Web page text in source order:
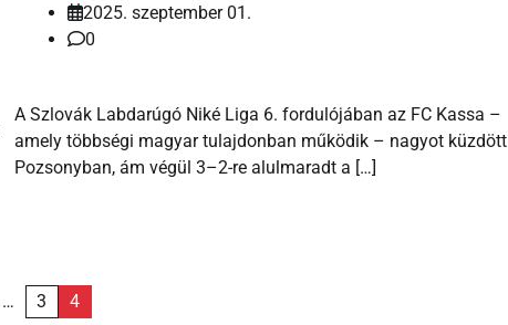
2025. szeptember 01.
0
A Szlovák Labdarúgó Niké Liga 6. fordulójában az FC Kassa –
amely többségi magyar tulajdonban működik – nagyot küzdött
Pozsonyban, ám végül 3–2-re alulmaradt a […]
… 3 4